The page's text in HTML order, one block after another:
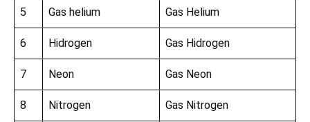
5 Gas helium Gas Helium
6 Hidrogen Gas Hidrogen
7 Neon Gas Neon
8 Nitrogen Gas Nitrogen